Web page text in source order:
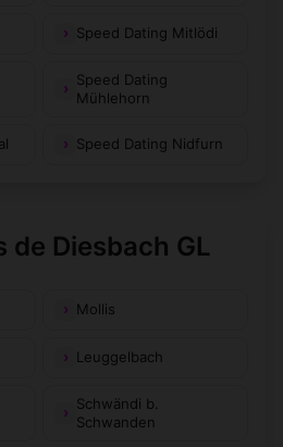
Speed Dating Mitlödi
Speed Dating
Mühlehorn
Speed Dating Nidfurn
de Diesbach GL
Mollis
Leuggelbach
Schwändi b.
Schwanden